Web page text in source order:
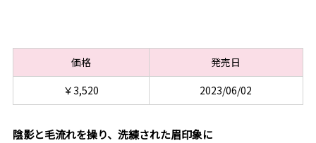
価格
発売日
￥3,520
2023/06/02
陰影と毛流れを操り、洗練された眉印象に